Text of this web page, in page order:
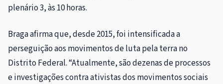
plenário 3, às 10 horas.
Braga afirma que, desde 2015, foi intensificada a
perseguição aos movimentos de luta pela terra no
Distrito Federal. “Atualmente, são dezenas de processos
e investigações contra ativistas dos movimentos sociais